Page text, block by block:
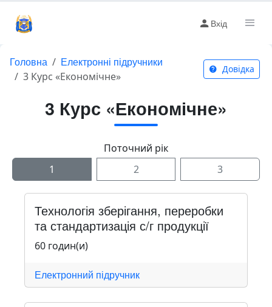
Вхід
Головна Електронні підручники
3 Курс «Економічне»
Довідка
3 Курс «Економічне»
Поточний рік
1
2 3
Технологія зберігання, переробки
та стандартизація с/г продукції
60 годин(и)
Електронний підручник